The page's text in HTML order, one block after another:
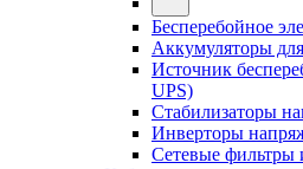
Бесперебойное
Аккумуляторы
Источник
UPS)
Стабилизаторы
Инверторы
Сетевые фильтры